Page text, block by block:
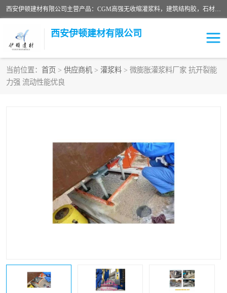
西安伊顿建材有限公司主营产品：CGM高强无收缩灌浆料，建筑结构胶，石材粘合剂，柔性防水材料，环氧修补砂浆等在各个行业得到了客户认可。
西安伊顿建材有限公司
当前位置： 首页 > 供应商机 > 灌浆料 > 微膨胀灌浆料厂家 抗开裂能
力强 流动性能优良
灌浆料
沥青冷补料
高延性混凝土 速凝剂
金刚砂
膨胀剂 混凝土防碳化涂料